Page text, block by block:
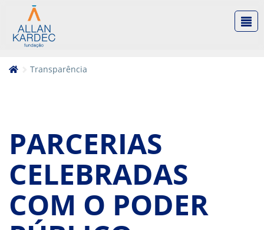
Transparência
PARCERIAS
CELEBRADAS
COM O PODER